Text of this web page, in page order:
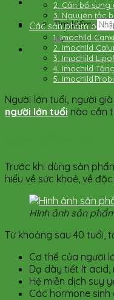
Tìm kiếm:
2. Cần bổ
3. Nguyên tắc
Các sản phẩm bổ
1. Imochild
2. Imochild
3. Imochild
4. Imochild
5. Imochild
Người lớn tuổi, người
người lớn tuổi nào cần
Trước khi dùng sản
hiểu về sức khoẻ, về
Hình ảnh sản
Từ khoảng sau 40 tuổi,
Cơ thể của người
Dạ dày tiết ít acid,
Hệ miễn dịch suy
Các hormone